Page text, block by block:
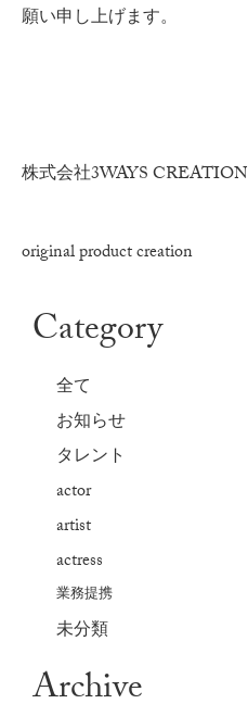
願い申し上げます。
株式会社3WAYS CREATION
original product creation
Category
全て
お知らせ
タレント
actor
artist
actress
業務提携
未分類
Archive